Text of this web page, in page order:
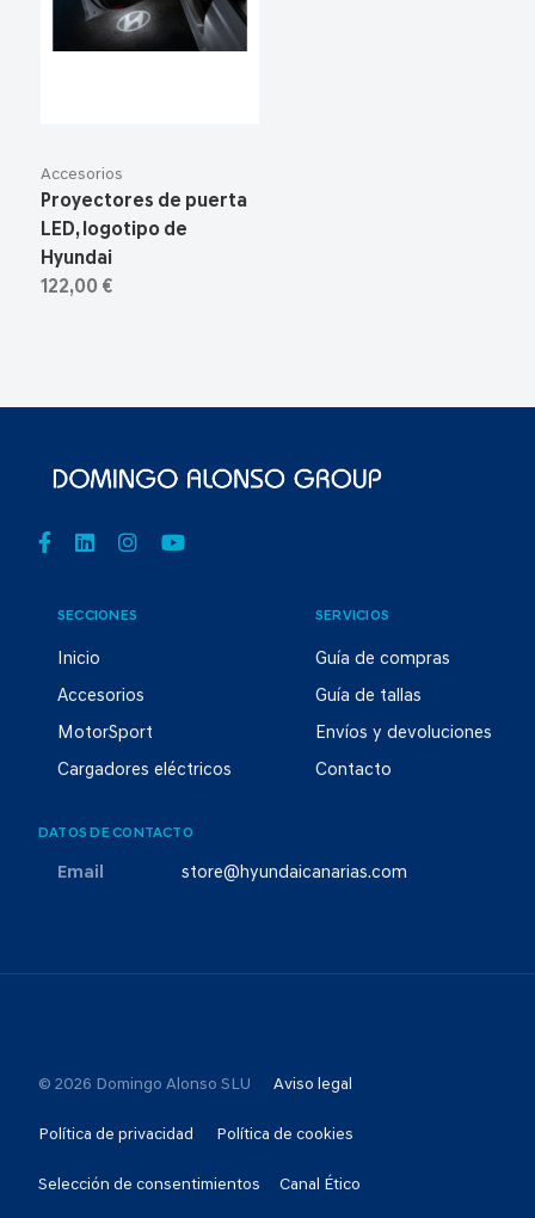
Accesorios
Proyectores de puerta
LED, logotipo de
Hyundai
122,00 €
SECCIONES
Inicio
Accesorios
MotorSport
Cargadores eléctricos
SERVICIOS
Guía de compras
Guía de tallas
Envíos y devoluciones
Contacto
DATOS DE CONTACTO
Email store@hyundaicanarias.com
© 2026 Domingo Alonso SLU Aviso legal
Política de privacidad Política de cookies
Selección de consentimientos Canal Ético